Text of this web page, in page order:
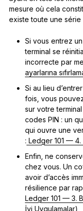
mesure où cela
existe toute une
Si vous entrez
terminal se
incorrecte par
ayarlarına
Si au lieu
fois, vous
sur votre
codes PIN : un
qui ouvre une
: Ledger 101 — 4.
Enfin, ne
chez vous. Un
avoir d’accès
résilience par
Ledger 101 — 3.
İyi Uygulamalar)